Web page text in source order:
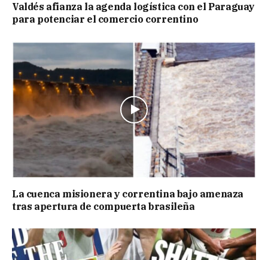
Valdés afianza la agenda logística con el Paraguay
para potenciar el comercio correntino
La cuenca misionera y correntina bajo amenaza
tras apertura de compuerta brasileña